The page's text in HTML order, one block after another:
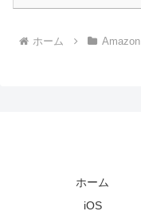
ホーム Amazon
ホーム
iOS